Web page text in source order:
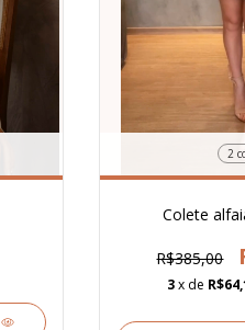
2
Colete
R$385,00
3x de